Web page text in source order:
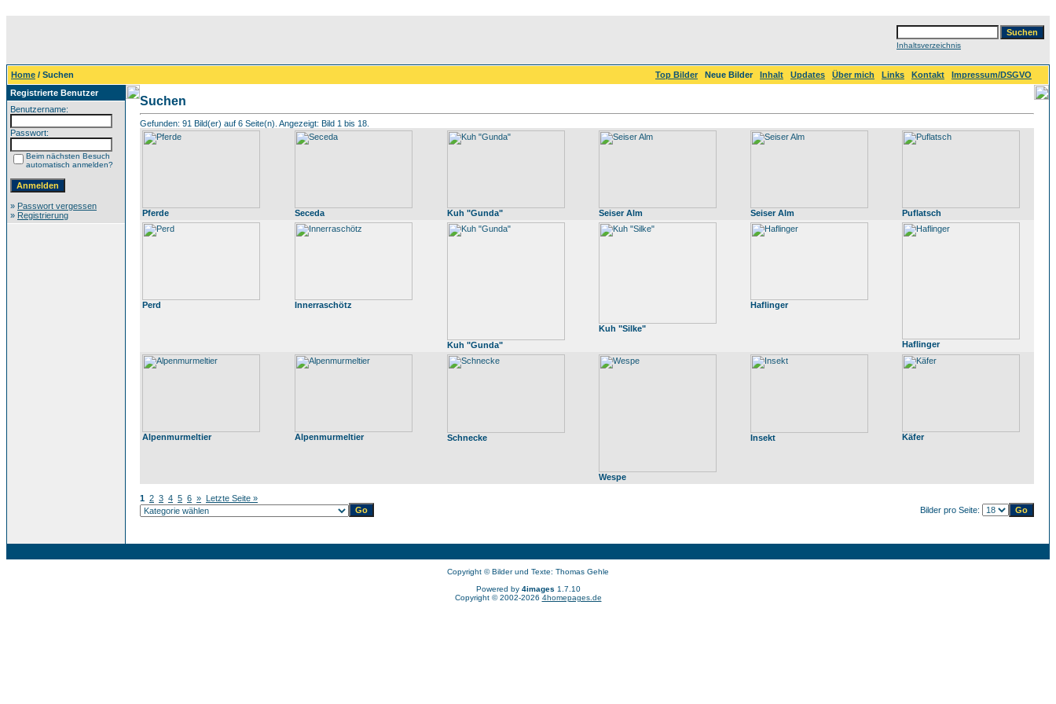
Inhaltsverzeichnis
Home / Suchen Top Bilder Neue Bilder Inhalt Updates Über mich Links Kontakt
Impressum/DSGVO
Registrierte Benutzer
Benutzername:
Passwort:
Beim nächsten Besuch
automatisch anmelden?
» Passwort vergessen
» Registrierung
Suchen
Gefunden: 91 Bild(er) auf 6 Seite(n). Angezeigt: Bild 1 bis 18.
Pferde Seceda Kuh "Gunda" Seiser Alm Seiser Alm Puflatsch
Perd Innerraschötz
Kuh "Gunda"
Kuh "Silke"
Haflinger
Haflinger
Alpenmurmeltier Alpenmurmeltier Schnecke
Wespe
Insekt Käfer
1 2 3 4 5 6 » Letzte Seite »
Bilder pro Seite:
Copyright © Bilder und Texte: Thomas Gehle
Powered by 4images 1.7.10
Copyright © 2002-2026 4homepages.de